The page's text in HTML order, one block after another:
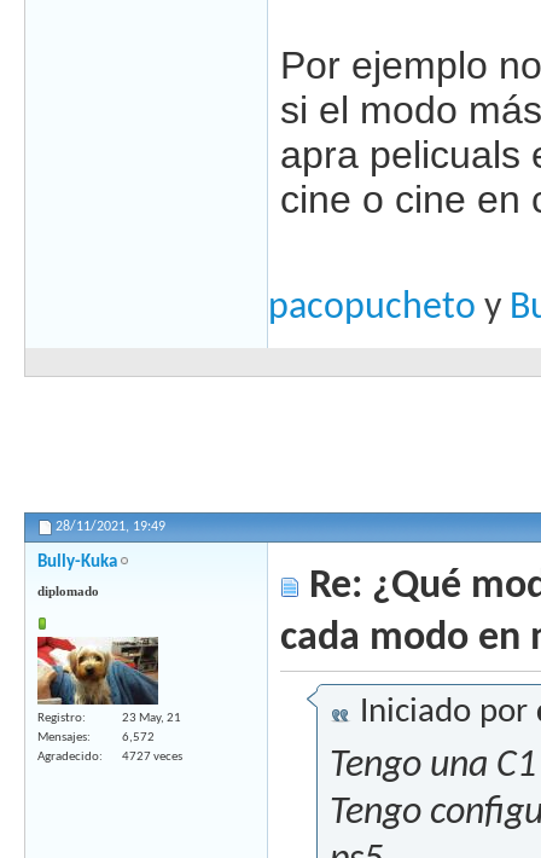
Por ejemplo
si el modo
apra pelicuals
cine o cine en
pacopucheto y
28/11/2021, 19:49
Bully-Kuka
diplomado
Registro
23 May, 21
Mensajes
6,572
Agradecido
4727 veces
Re: ¿Qué
cada modo en
Iniciado por
Tengo una
Tengo